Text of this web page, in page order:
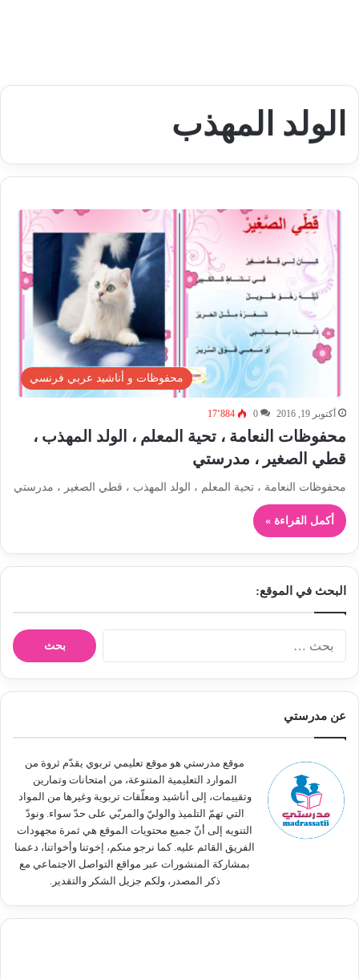
الولد المهذب
محفوظات و أناشيد عربي فرنسي
أكتوبر 19, 2016 0 17٬884
محفوظات النعامة ، تحية المعلم ، الولد المهذب ،
قطي الصغير ، مدرستي
محفوظات النعامة ، تحية المعلم ، الولد المهذب ، قطي الصغير ، مدرستي
أكمل القراءة »
البحث في الموقع:
ن
عن مدرستي
موقع مدرستي هو موقع تعليمي تربوي يقدّم ثروة من
الموارد التعليمية المتنوعة، من امتحانات وتمارين
وتقييمات، إلى أناشيد ومعلّقات تربوية وغيرها من المواد
التي تهمّ التلميذ والوليّ والمربّي على حدّ سواء. ونودّ
التنويه إلى أنّ جميع محتويات الموقع هي ثمرة مجهودات
الفريق القائم عليه. كما نرجو منكم، إخوتنا وأخواتنا، دعمنا
بمشاركة المنشورات عبر مواقع التواصل الاجتماعي مع
ذكر المصدر، ولكم جزيل الشكر والتقدير.